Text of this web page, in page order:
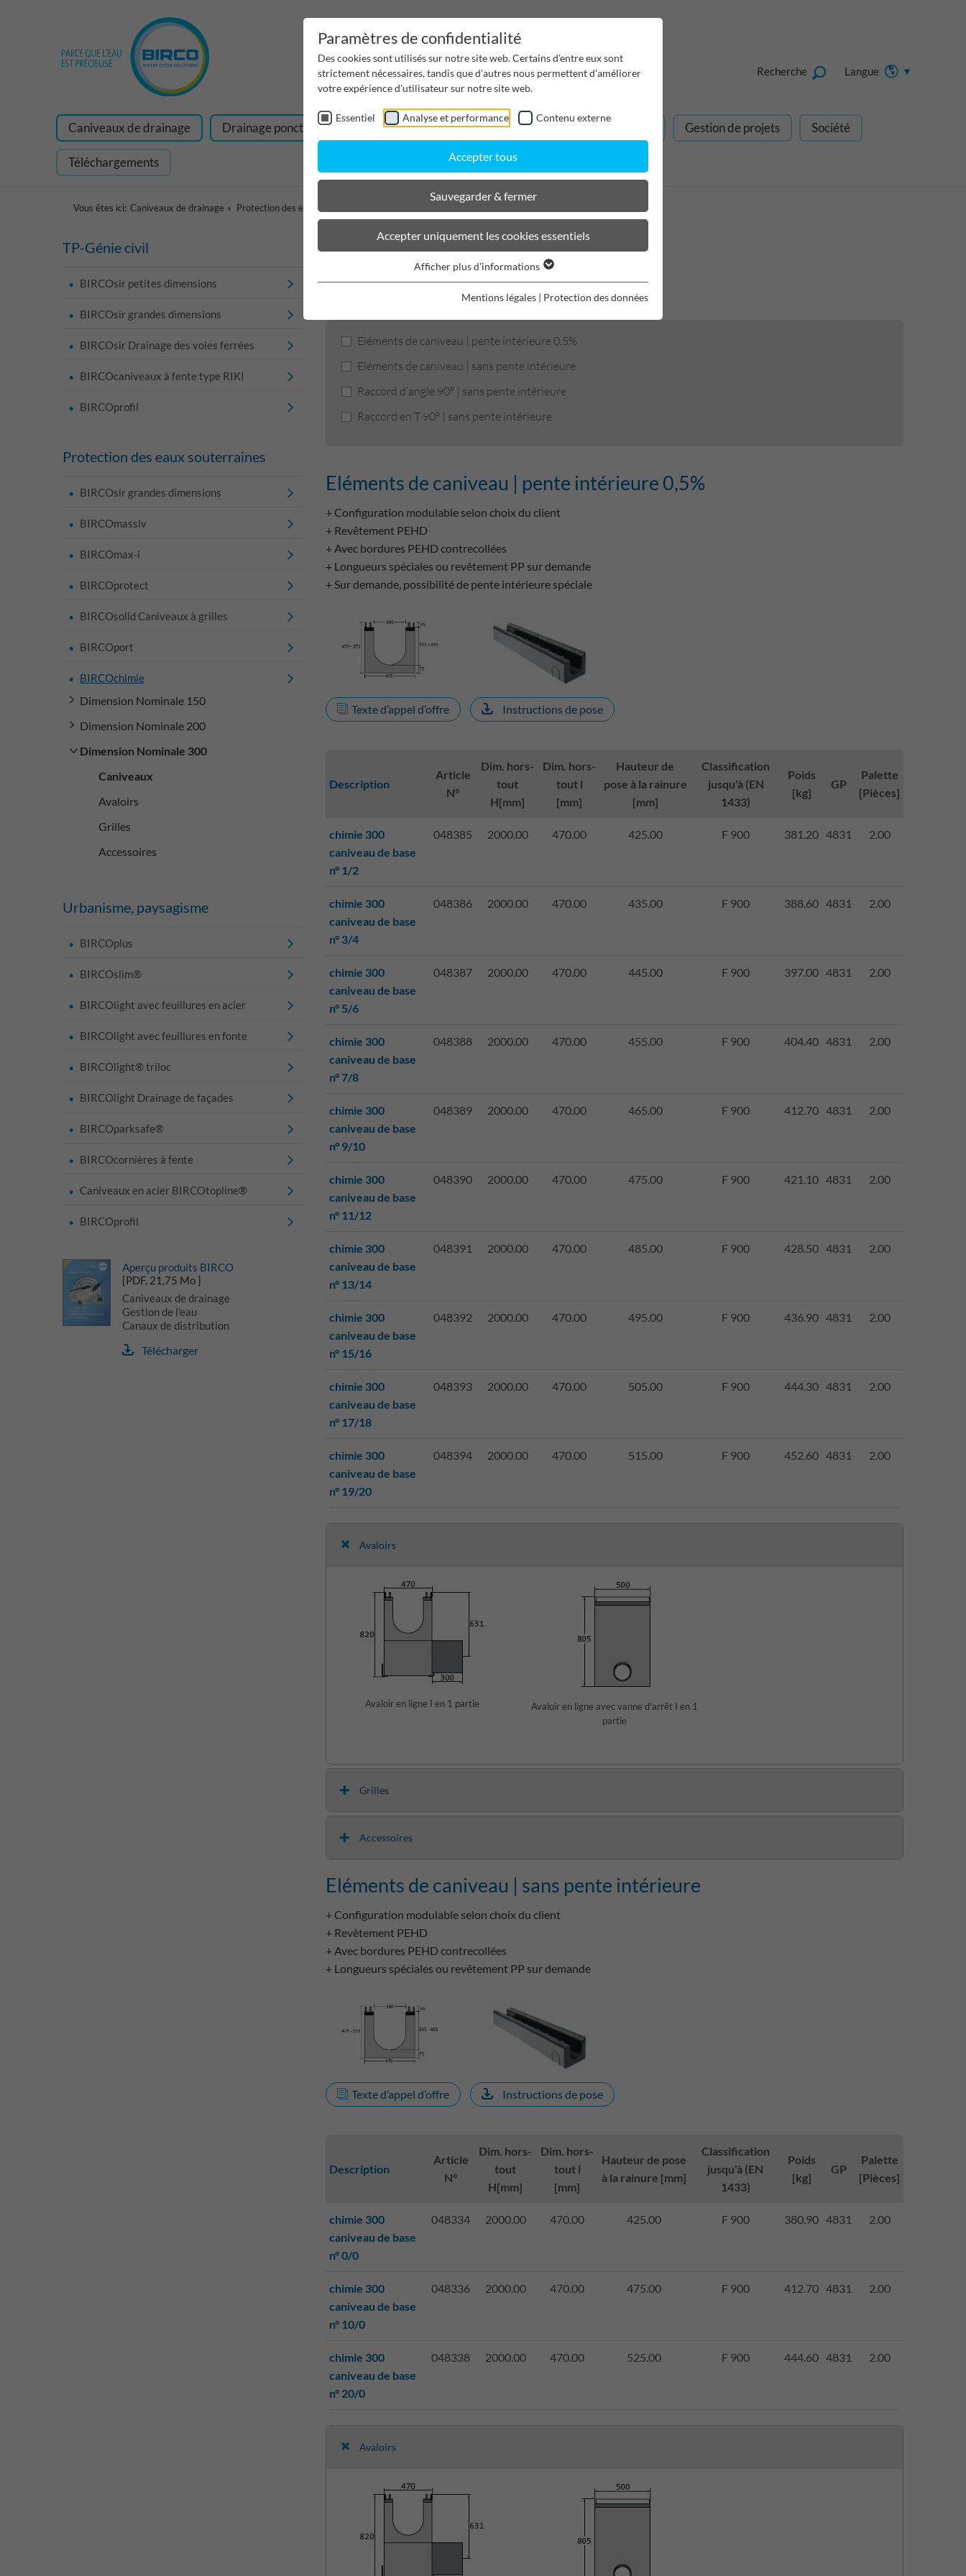
Langue
Recherche
Caniveaux de drainage Drainage ponctuel Gestion de l'eau Canaux de distribution Gestion de projets Société
Téléchargements
Vous êtes ici: Caniveaux de drainage Protection des eaux souterraines
TP-Génie civil
BIRCOsir petites dimensions
BIRCOsir grandes dimensions
BIRCOsir Drainage des voies ferrées
BIRCOcaniveaux à fente type RIKI
BIRCOprofil
Protection des eaux souterraines
BIRCOsir grandes dimensions
BIRCOmassiv
BIRCOmax-i
BIRCOprotect
BIRCOsolid Caniveaux à grilles
BIRCOport
BIRCOchimie
Dimension Nominale 150
Dimension Nominale 200
Dimension Nominale 300
Caniveaux
Avaloirs
Grilles
Accessoires
Urbanisme, paysagisme
BIRCOplus
BIRCOslim®
BIRCOlight avec feuillures en acier
BIRCOlight avec feuillures en fonte
BIRCOlight® triloc
BIRCOlight Drainage de façades
BIRCOparksafe®
BIRCOcornières à fente
Caniveaux en acier BIRCOtopline®
BIRCOprofil
BIRCOchimie
Filtrer les produits
Eléments de caniveau | pente intérieure 0,5%
Eléments de caniveau | sans pente intérieure
Raccord d’angle 90° | sans pente intérieure
Raccord en T 90° | sans pente intérieure
Eléments de caniveau | pente intérieure 0,5%
+ Configuration modulable selon choix du client
+ Revêtement PEHD
+ Avec bordures PEHD contrecollées
+ Longueurs spéciales ou revêtement PP sur demande
+ Sur demande, possibilité de pente intérieure spéciale
Texte d’appel d’offre Instructions de pose
Description
Article
N°
Dim. hors-
tout
H[mm]
Dim. hors-
tout l
[mm]
Hauteur de
pose à la rainure
[mm]
Classification
jusqu'à (EN
1433)
Poids
[kg]
GP
Palette
[Pièces]
chimie 300
caniveau de base
n° 1/2
048385 2000.00 470.00 425.00 F 900 381.20 4831 2.00
chimie 300
caniveau de base
n° 3/4
048386 2000.00 470.00 435.00 F 900 388.60 4831 2.00
chimie 300
caniveau de base
n° 5/6
048387 2000.00 470.00 445.00 F 900 397.00 4831 2.00
chimie 300
caniveau de base
n° 7/8
048388 2000.00 470.00 455.00 F 900 404.40 4831 2.00
chimie 300
caniveau de base
n° 9/10
048389 2000.00 470.00 465.00 F 900 412.70 4831 2.00
chimie 300
caniveau de base
n° 11/12
048390 2000.00 470.00 475.00 F 900 421.10 4831 2.00
chimie 300
caniveau de base
n° 13/14
048391 2000.00 470.00 485.00 F 900 428.50 4831 2.00
chimie 300
caniveau de base
n° 15/16
048392 2000.00 470.00 495.00 F 900 436.90 4831 2.00
chimie 300
caniveau de base
n° 17/18
048393 2000.00 470.00 505.00 F 900 444.30 4831 2.00
chimie 300
caniveau de base
n° 19/20
048394 2000.00 470.00 515.00 F 900 452.60 4831 2.00
Avaloirs
Avaloir en ligne I en 1 partie
Avaloir en ligne avec vanne d'arrêt I en 1
partie
Grilles
Accessoires
Eléments de caniveau | sans pente intérieure
+ Configuration modulable selon choix du client
+ Revêtement PEHD
+ Avec bordures PEHD contrecollées
+ Longueurs spéciales ou revêtement PP sur demande
Texte d’appel d’offre Instructions de pose
Description
Article
N°
Dim. hors-
tout
H[mm]
Dim. hors-
tout l
[mm]
Hauteur de pose
à la rainure [mm]
Classification
jusqu'à (EN
1433)
Poids
[kg]
GP
Palette
[Pièces]
chimie 300
caniveau de base
n° 0/0
048334 2000.00 470.00 425.00 F 900 380.90 4831 2.00
chimie 300
caniveau de base
n° 10/0
048336 2000.00 470.00 475.00 F 900 412.70 4831 2.00
chimie 300
caniveau de base
n° 20/0
048338 2000.00 470.00 525.00 F 900 444.60 4831 2.00
Avaloirs
Aperçu produits BIRCO
[PDF, 21,75 Mo ]
Caniveaux de drainage
Gestion de l'eau
Canaux de distribution
Télécharger
Paramètres de confidentialité
Des cookies sont utilisés sur notre site web. Certains d'entre eux sont
strictement nécessaires, tandis que d'autres nous permettent d'améliorer
votre expérience d'utilisateur sur notre site web.
Essentiel Analyse et performance Contenu externe
Accepter tous
Sauvegarder & fermer
Accepter uniquement les cookies essentiels
Afficher plus d'informations
Mentions légales Protection des données